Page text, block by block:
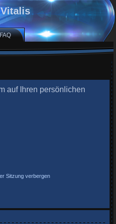
FAQ
auf Ihren persönlichen
Sitzung verbergen